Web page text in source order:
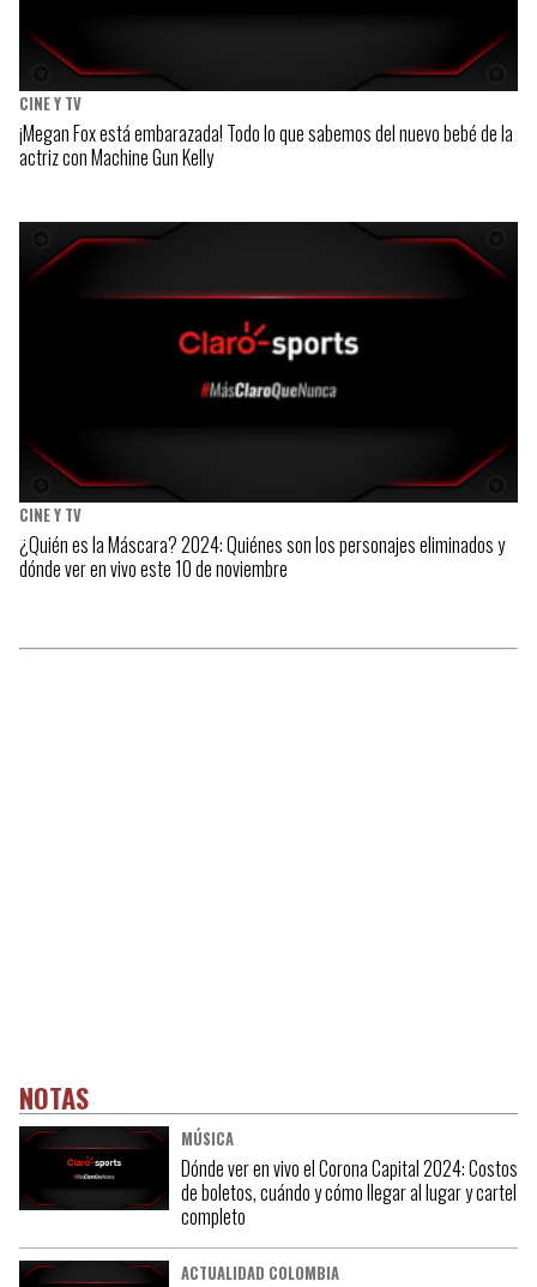
CINE Y TV
¡Megan Fox está embarazada! Todo lo que sabemos del nuevo bebé de la
actriz con Machine Gun Kelly
CINE Y TV
¿Quién es la Máscara? 2024: Quiénes son los personajes eliminados y
dónde ver en vivo este 10 de noviembre
NOTAS
MÚSICA
Dónde ver en vivo el Corona Capital 2024: Costos
de boletos, cuándo y cómo llegar al lugar y cartel
completo
ACTUALIDAD COLOMBIA